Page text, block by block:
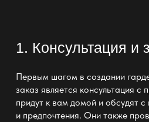
1. Консультация и
Первым шагом в создании
заказ является консультация
придут к вам домой и обсудят
и предпочтения. Они также